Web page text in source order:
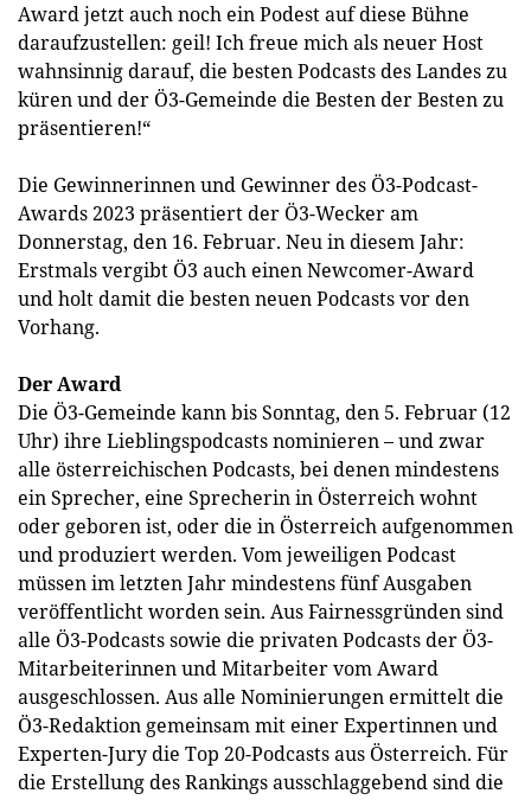
Award jetzt auch noch ein Podest auf diese Bühne
daraufzustellen: geil! Ich freue mich als neuer Host
wahnsinnig darauf, die besten Podcasts des Landes zu
küren und der Ö3-Gemeinde die Besten der Besten zu
präsentieren!“
Die Gewinnerinnen und Gewinner des Ö3-Podcast-
Awards 2023 präsentiert der Ö3-Wecker am
Donnerstag, den 16. Februar. Neu in diesem Jahr:
Erstmals vergibt Ö3 auch einen Newcomer-Award
und holt damit die besten neuen Podcasts vor den
Vorhang.
Der Award
Die Ö3-Gemeinde kann bis Sonntag, den 5. Februar (12
Uhr) ihre Lieblingspodcasts nominieren – und zwar
alle österreichischen Podcasts, bei denen mindestens
ein Sprecher, eine Sprecherin in Österreich wohnt
oder geboren ist, oder die in Österreich aufgenommen
und produziert werden. Vom jeweiligen Podcast
müssen im letzten Jahr mindestens fünf Ausgaben
veröffentlicht worden sein. Aus Fairnessgründen sind
alle Ö3-Podcasts sowie die privaten Podcasts der Ö3-
Mitarbeiterinnen und Mitarbeiter vom Award
ausgeschlossen. Aus alle Nominierungen ermittelt die
Ö3-Redaktion gemeinsam mit einer Expertinnen und
Experten-Jury die Top 20-Podcasts aus Österreich. Für
die Erstellung des Rankings ausschlaggebend sind die